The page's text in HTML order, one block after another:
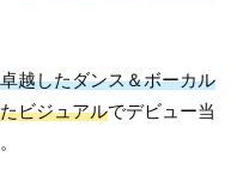
卓越したダンス＆ボーカル
ビジュアルでデビュー当